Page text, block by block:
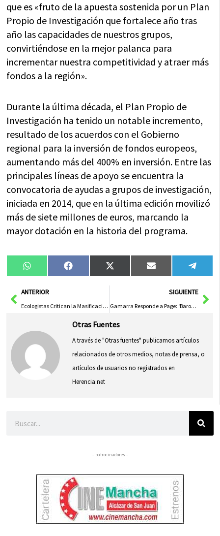
que es «fruto de la apuesta sostenida por un Plan
Propio de Investigación que fortalece año tras
año las capacidades de nuestros grupos,
convirtiéndose en la mejor palanca para
incrementar nuestra competitividad y atraer más
fondos a la región».
Durante la última década, el Plan Propio de
Investigación ha tenido un notable incremento,
resultado de los acuerdos con el Gobierno
regional para la inversión de fondos europeos,
aumentando más del 400% en inversión. Entre las
principales líneas de apoyo se encuentra la
convocatoria de ayudas a grupos de investigación,
iniciada en 2014, que en la última edición movilizó
más de siete millones de euros, marcando la
mayor dotación en la historia del programa.
Compartir
en
WhatsAppCompartir
en
FacebookCompartir
en
X
(Twitter)
Compartir
en
Email
en
AntANTERIOR
Ecologistas Critican la Masificación Turística de la Feria de Albacete que Desplaza a la Población Local
SIGUIENTE
Gamarra Responde a Page: ‘Barones’ del PP Son «Autónomos» y Defienden «Lo Justo» al Rechazar la Quita
Otras Fuentes
A través de "Otras fuentes" publicamos artículos
relacionados de otros medios, notas de prensa, o
artículos de usuarios no registrados en
Herencia.net
– patrocinadores –